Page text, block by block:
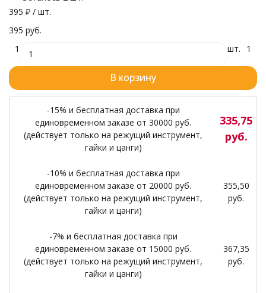
395 ₽ / шт.
395 руб.
1
шт. 1
В корзину
-15% и бесплатная доставка при
единовременном заказе от 30000 руб.
(действует только на режущий инструмент,
гайки и цанги)
335,75
руб.
-10% и бесплатная доставка при
единовременном заказе от 20000 руб.
(действует только на режущий инструмент,
гайки и цанги)
355,50
руб.
-7% и бесплатная доставка при
единовременном заказе от 15000 руб.
(действует только на режущий инструмент,
гайки и цанги)
367,35
руб.